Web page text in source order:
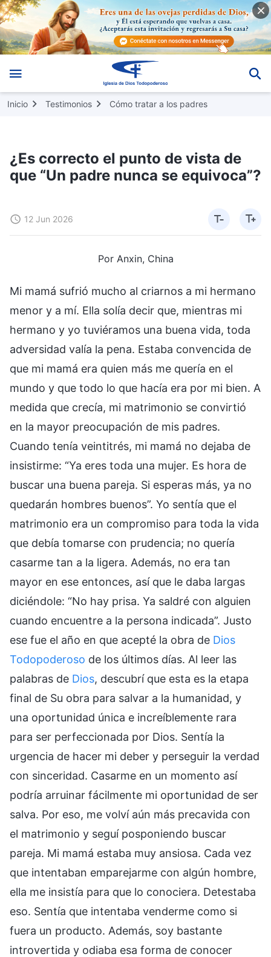
Inicio Testimonios Cómo tratar a los padres
¿Es correcto el punto de vista de
que “Un padre nunca se equivoca”?
12 Jun 2026
Por Anxin, China
Mi mamá sufrió mucho al criarnos a mi hermano
menor y a mí. Ella solía decir que, mientras mi
hermano y yo tuviéramos una buena vida, toda
adversidad valía la pena. Estaba convencida de
que mi mamá era quien más me quería en el
mundo y que todo lo que hacía era por mi bien. A
medida que crecía, mi matrimonio se convirtió
en la mayor preocupación de mis padres.
Cuando tenía veintitrés, mi mamá no dejaba de
insistirme: “Ya eres toda una mujer. Es hora de
buscar una buena pareja. Si esperas más, ya no
quedarán hombres buenos”. Yo sentía que el
matrimonio era un compromiso para toda la vida
que debía tomarse con prudencia; no quería
casarme tan a la ligera. Además, no era tan
mayor en ese entonces, así que le daba largas
diciéndole: “No hay prisa. Ya saldré con alguien
cuando encuentre a la persona indicada”. Justo
ese fue el año en que acepté la obra de Dios
Todopoderoso de los últimos días. Al leer las
palabras de Dios, descubrí que esta es la etapa
final de Su obra para salvar a la humanidad, y
una oportunidad única e increíblemente rara
para ser perfeccionada por Dios. Sentía la
urgencia de hacer mi deber y perseguir la verdad
con sinceridad. Casarme en un momento así
podría arruinar fácilmente mi oportunidad de ser
salva. Por eso, me volví aún más precavida con
el matrimonio y seguí posponiendo buscar
pareja. Mi mamá estaba muy ansiosa. Cada vez
que intentaban emparejarme con algún hombre,
ella me insistía para que lo conociera. Detestaba
eso. Sentía que intentaba venderme como si
fuera un producto. Además, soy bastante
introvertida y odiaba esa forma de conocer